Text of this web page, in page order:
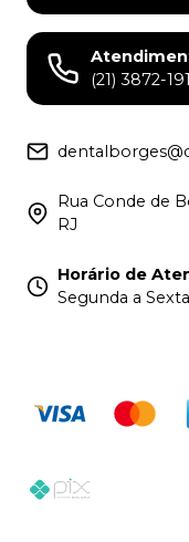
(21) 3872-
Rua Conde de
RJ
Horário de
Segunda a